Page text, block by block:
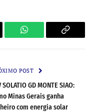
WhatsApp Copy
POST
SOLATIO GD MONTE SIAO:
Minas Gerais ganha
com energia solar